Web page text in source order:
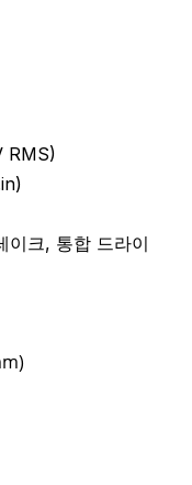
RMS)
이크, 통합 드라이